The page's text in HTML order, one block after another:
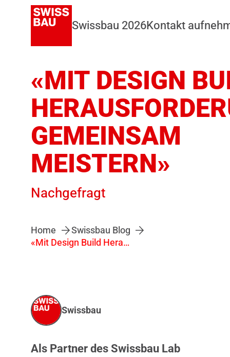
Swissbau 2026Kontakt
«MIT DESIGN
GEMEINSAM
MEISTERN»
Nachgefragt
Home
Swissbau Blog
«Mit Design Build Herausforderungen gemeinsam meistern»
Swissbau
Als Partner des Swissbau Lab